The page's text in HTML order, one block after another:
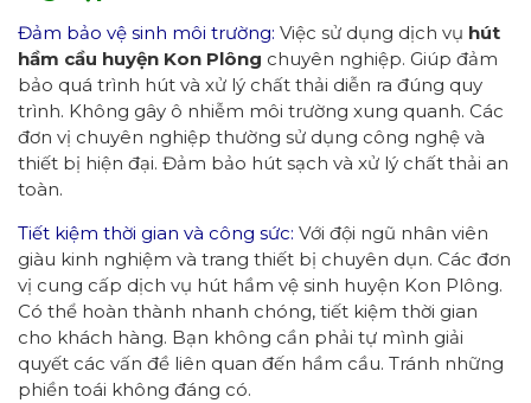
Đảm bảo vệ sinh môi trường: Việc sử dụng dịch vụ hút
hầm cầu huyện Kon Plông chuyên nghiệp. Giúp đảm
bảo quá trình hút và xử lý chất thải diễn ra đúng quy
trình. Không gây ô nhiễm môi trường xung quanh. Các
đơn vị chuyên nghiệp thường sử dụng công nghệ và
thiết bị hiện đại. Đảm bảo hút sạch và xử lý chất thải an
toàn.
Tiết kiệm thời gian và công sức: Với đội ngũ nhân viên
giàu kinh nghiệm và trang thiết bị chuyên dụn. Các đơn
vị cung cấp dịch vụ hút hầm vệ sinh huyện Kon Plông.
Có thể hoàn thành nhanh chóng, tiết kiệm thời gian
cho khách hàng. Bạn không cần phải tự mình giải
quyết các vấn đề liên quan đến hầm cầu. Tránh những
phiền toái không đáng có.